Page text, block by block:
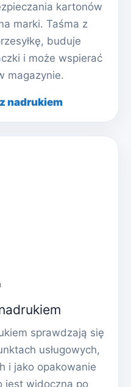
kartonów
marki. Taśma z
buduje
i może wspierać
magazynie.
nadrukiem
sprawdzają się
usługowych,
i jako opakowanie
jest widoczna po